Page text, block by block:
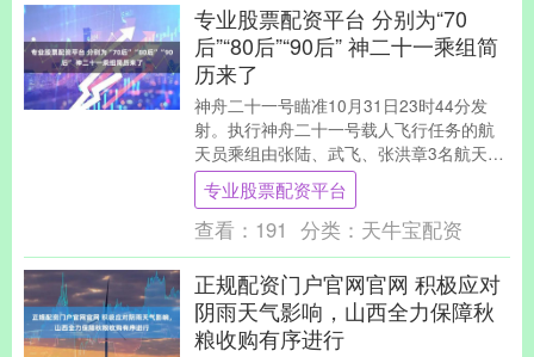
专业股票配资平台 分别为“70
后”“80后”“90后” 神二十一乘组简
历来了
神舟二十一号瞄准10月31日23时44分发
射。执行神舟二十一号载人飞行任务的航
天员乘组由张陆、武飞、张洪章3名航天员
组成，张陆担任指令长。3名航天员简历公
布： ....
专业股票配资平台
查看： 191 分类： 天牛宝配资
正规配资门户官网官网 积极应对
阴雨天气影响，山西全力保障秋
粮收购有序进行